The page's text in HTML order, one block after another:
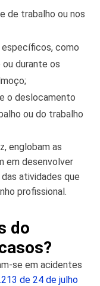
de trabalho ou nos
como
durante os
o deslocamento
ou do trabalho
englobam as
em desenvolver
atividades que
profissional.
do
se em acidentes
de 24 de julho